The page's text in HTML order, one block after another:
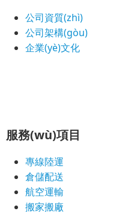
公司資質(zhì)
公司架構(gòu)
企業(yè)文化
服務(wù)項目
專線陸運
倉儲配送
航空運輸
搬家搬廠